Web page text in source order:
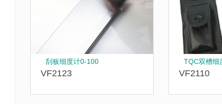
刮板细度计0-100
VF2123
TQC双槽细
VF2110